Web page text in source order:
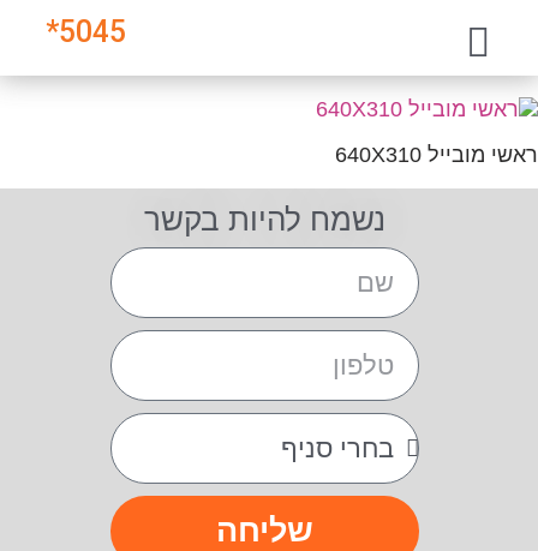
5045
*
ראשי מובייל 640X310
נשמח להיות בקשר
שליחה